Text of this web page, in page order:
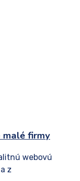
malé firmy
webovú
z